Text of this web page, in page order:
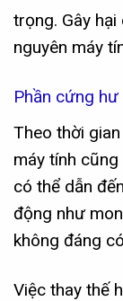
trọng. Gây
nguyên máy
Phần cứng
Theo thời
máy tính
có thể dẫn
động như
không đáng
Việc thay thế